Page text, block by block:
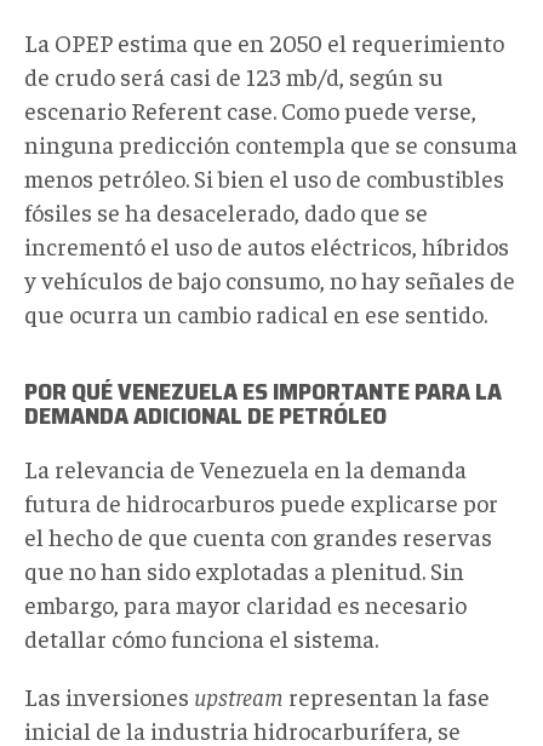
La OPEP estima que en 2050 el requerimiento
de crudo será casi de 123 mb/d, según su
escenario Referent case. Como puede verse,
ninguna predicción contempla que se consuma
menos petróleo. Si bien el uso de combustibles
fósiles se ha desacelerado, dado que se
incrementó el uso de autos eléctricos, híbridos
y vehículos de bajo consumo, no hay señales de
que ocurra un cambio radical en ese sentido.
POR QUÉ VENEZUELA ES IMPORTANTE PARA LA
DEMANDA ADICIONAL DE PETRÓLEO
La relevancia de Venezuela en la demanda
futura de hidrocarburos puede explicarse por
el hecho de que cuenta con grandes reservas
que no han sido explotadas a plenitud. Sin
embargo, para mayor claridad es necesario
detallar cómo funciona el sistema.
Las inversiones upstream representan la fase
inicial de la industria hidrocarburífera, se